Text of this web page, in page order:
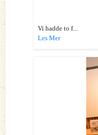
Vi hadde to f...
Les Mer